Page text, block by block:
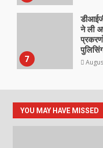
7
ने ली
YOU MAY HAVE MISSED